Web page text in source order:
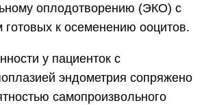
оплодотворению (ЭКО) с
готовых к осеменению ооцитов.
у пациенток с
эндометрия сопряжено
самопроизвольного